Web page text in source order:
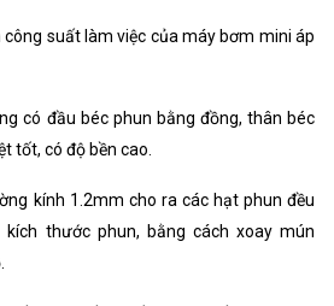
suất làm việc của máy bơm mini áp
có đầu béc phun bằng đồng, thân béc
tốt, có độ bền cao.
kính 1.2mm cho ra các hạt phun đều
thước phun, bằng cách xoay mún